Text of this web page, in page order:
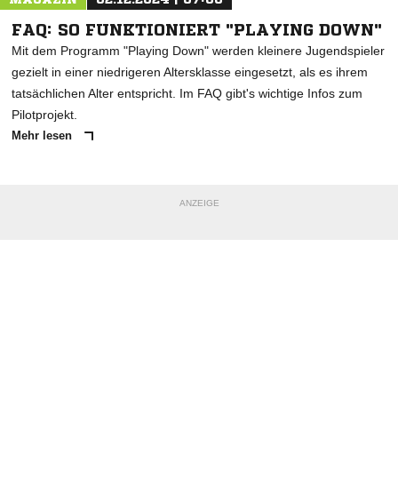
FAQ: SO FUNKTIONIERT "PLAYING DOWN"
Mit dem Programm "Playing Down" werden kleinere Jugendspieler
gezielt in einer niedrigeren Altersklasse eingesetzt, als es ihrem
tatsächlichen Alter entspricht. Im FAQ gibt's wichtige Infos zum
Pilotprojekt.
Mehr lesen
ANZEIGE